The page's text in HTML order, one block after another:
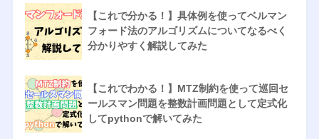
【これで分かる！】具体例を使ってベルマン
フォード法のアルゴリズムについてなるべく
分かりやすく解説してみた
【これでわかる！】MTZ制約を使って巡回セ
ールスマン問題を整数計画問題として定式化
してpythonで解いてみた